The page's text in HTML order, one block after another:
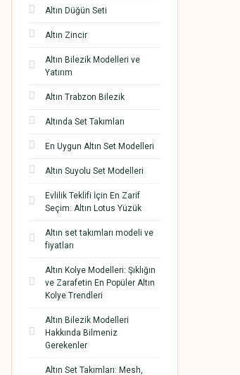
Altın Düğün Seti
Altın Zincir
Altın Bilezik Modelleri ve
Yatırım
Altın Trabzon Bilezik
Altında Set Takımları
En Uygun Altın Set Modelleri
Altın Suyolu Set Modelleri
Evlilik Teklifi İçin En Zarif
Seçim: Altın Lotus Yüzük
Altın set takımları modeli ve
fiyatları
Altın Kolye Modelleri: Şıklığın
ve Zarafetin En Popüler Altın
Kolye Trendleri
Altın Bilezik Modelleri
Hakkında Bilmeniz
Gerekenler
Altın Set Takımları: Mesh,